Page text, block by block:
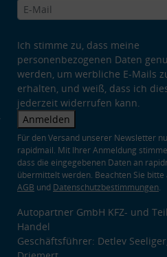
Ich stimme zu, dass meine
personenbezogenen Daten
werden, um werbliche E-Mails
erhalten, und weiß, dass ich
jederzeit widerrufen kann.
Anmelden
Für den Versand unserer Newsletter
rapidmail. Mit Ihrer Anmeldung
dass die eingegebenen Daten an
übermittelt werden. Beachten Sie bitte
AGB und Datenschutzbestimmungen.
Autopartner GmbH KFZ- und
Handel
Geschäftsführer: Detlev